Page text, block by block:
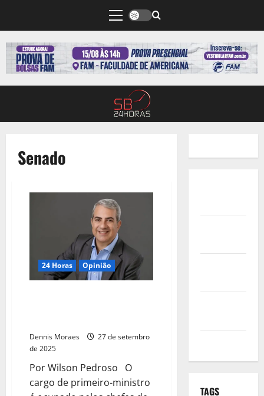
Senado
24 Horas Opinião
Dennis Moraes
27 de setembro
de 2025
Por Wilson Pedroso O
cargo de primeiro-ministro
TAGS